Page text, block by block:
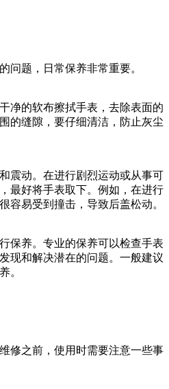
问题，日常保养非常重要。
净的软布擦拭手表，去除表面的
的缝隙，要仔细清洁，防止灰尘
震动。在进行剧烈运动或从事可
最好将手表取下。例如，在进行
容易受到撞击，导致后盖松动。
保养。专业的保养可以检查手表
现和解决潜在的问题。一般建议
。
修之前，使用时需要注意一些事